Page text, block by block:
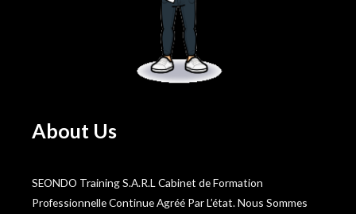
About Us
SEONDO Training S.A.R.L Cabinet de Formation
Professionnelle Continue Agréé Par L’état. Nous Sommes